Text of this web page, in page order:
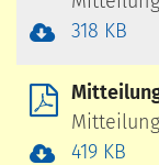
318 KB
419 KB